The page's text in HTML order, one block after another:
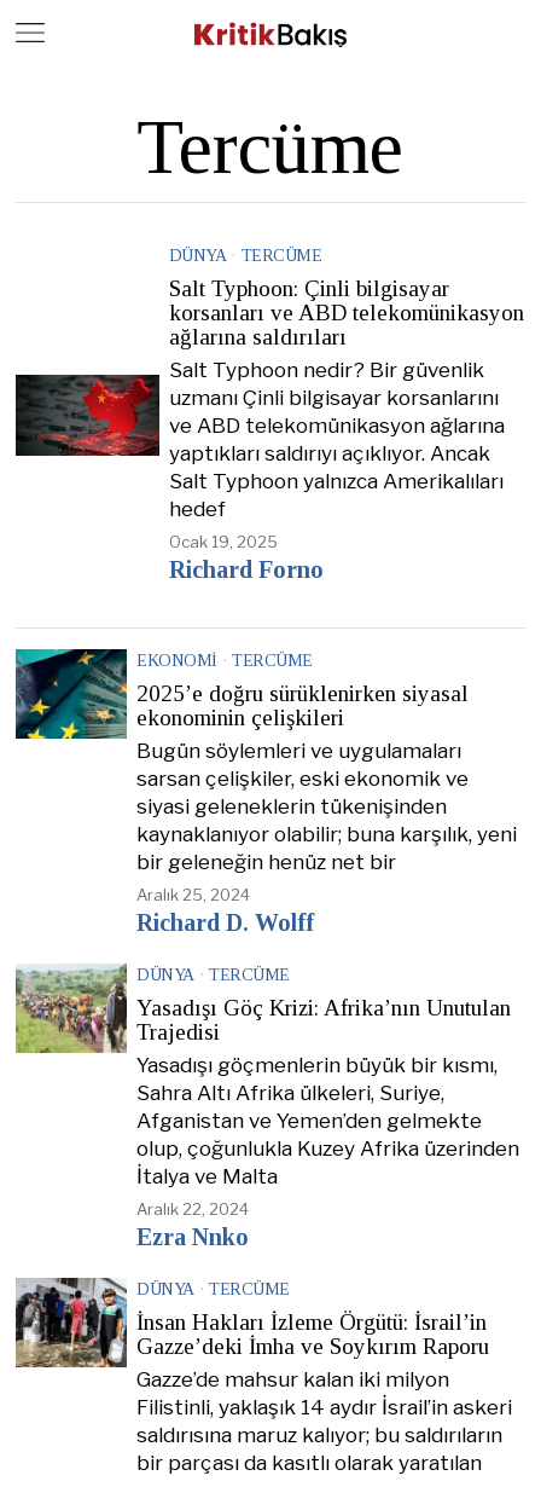
Tercüme
DÜNYA · TERCÜME
Salt Typhoon: Çinli bilgisayar
korsanları ve ABD telekomünikasyon
ağlarına saldırıları
Salt Typhoon nedir? Bir güvenlik
uzmanı Çinli bilgisayar korsanlarını
ve ABD telekomünikasyon ağlarına
yaptıkları saldırıyı açıklıyor. Ancak
Salt Typhoon yalnızca Amerikalıları
hedef
Ocak 19, 2025
Richard Forno
EKONOMI · TERCÜME
2025’e doğru sürüklenirken siyasal
ekonominin çelişkileri
Bugün söylemleri ve uygulamaları
sarsan çelişkiler, eski ekonomik ve
siyasi geleneklerin tükenişinden
kaynaklanıyor olabilir; buna karşılık, yeni
bir geleneğin henüz net bir
Aralık 25, 2024
Richard D. Wolff
DÜNYA · TERCÜME
Yasadışı Göç Krizi: Afrika’nın Unutulan
Trajedisi
Yasadışı göçmenlerin büyük bir kısmı,
Sahra Altı Afrika ülkeleri, Suriye,
Afganistan ve Yemen’den gelmekte
olup, çoğunlukla Kuzey Afrika üzerinden
İtalya ve Malta
Aralık 22, 2024
Ezra Nnko
DÜNYA · TERCÜME
İnsan Hakları İzleme Örgütü: İsrail’in
Gazze’deki İmha ve Soykırım Raporu
Gazze’de mahsur kalan iki milyon
Filistinli, yaklaşık 14 aydır İsrail’in askeri
saldırısına maruz kalıyor; bu saldırıların
bir parçası da kasıtlı olarak yaratılan